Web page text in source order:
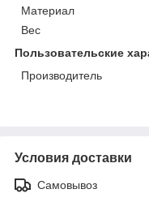
Материал
Вес
Пользовательские
Производитель
Условия доставки
Самовывоз